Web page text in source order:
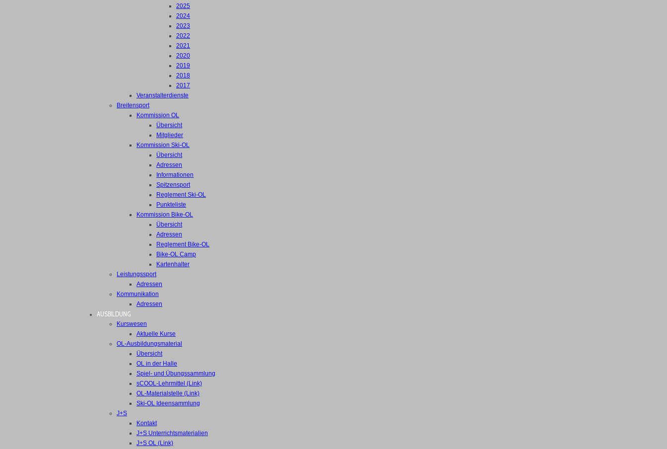
2025
2024
2023
2022
2021
2020
2019
2018
2017
Veranstalterdienste
Breitensport
Kommission OL
Übersicht
Mitglieder
Kommission Ski-OL
Übersicht
Adressen
Informationen
Spitzensport
Reglement Ski-OL
Punkteliste
Kommission Bike-OL
Übersicht
Adressen
Reglement Bike-OL
Bike-OL Camp
Kartenhalter
Leistungssport
Adressen
Kommunikation
Adressen
AUSBILDUNG
Kurswesen
Aktuelle Kurse
OL-Ausbildungsmaterial
Übersicht
OL in der Halle
Spiel- und Übungssammlung
sCOOL-Lehrmittel (Link)
OL-Materialstelle (Link)
Ski-OL Ideensammlung
J+S
Kontakt
J+S Unterrichtsmaterialien
J+S OL (Link)